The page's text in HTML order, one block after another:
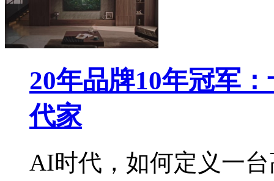
20年品牌10年冠军
代家
AI时代，如何定义一